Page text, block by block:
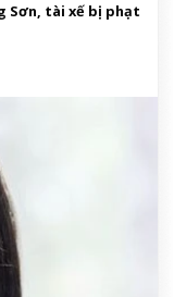
Sơn, tài xế bị phạt